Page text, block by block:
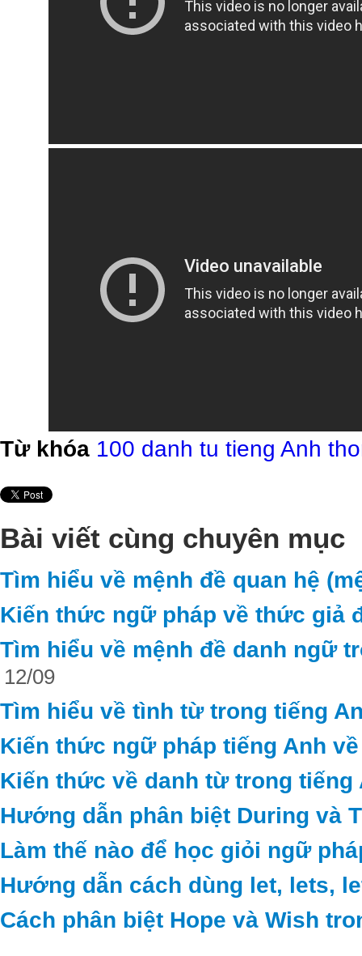
Từ khóa 100 danh tu tieng Anh
Bài viết cùng chuyên mục
Tìm hiểu về mệnh đề quan hệ
Kiến thức ngữ pháp về thức giả
Tìm hiểu về mệnh đề danh ngữ
12/09
Tìm hiểu về tình từ trong tiếng
Kiến thức ngữ pháp tiếng Anh
Kiến thức về danh từ trong tiếng
Hướng dẫn phân biệt During và
Làm thế nào để học giỏi ngữ
Hướng dẫn cách dùng let, lets,
Cách phân biệt Hope và Wish